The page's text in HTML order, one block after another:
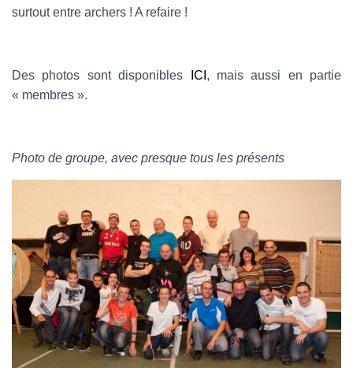
surtout entre archers ! A refaire !
Des photos sont disponibles ICI , mais aussi en partie
« membres ».
Photo de groupe, avec presque tous les présents